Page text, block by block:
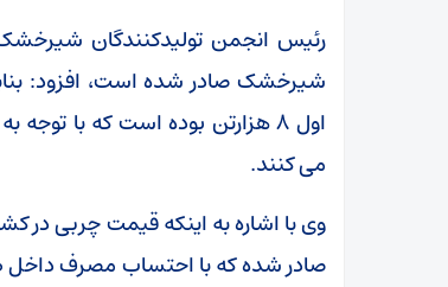
اول ۸ هزارتن بوده است که با
می کنند.